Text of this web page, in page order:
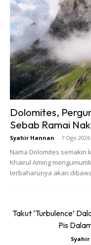
Ikuti perkongsian wanita
Backpacker
India
Saya nak cerita sikit
solo ke Kashmir , India.
bulan Mac 2022 pada
percutian ke Kashmir,
lagi terkenal dengan
sendiri adalah peminat
hindustan dan
menyanyi dan menari
Alhamdulillah di usia
Dolomites,
Sebab Ramai
Syahir Hannan - 7 Ogo 2026
Nama Dolomites semakin
Khairul Aming
terbaharunya akan
Takut ‘Turbulence’
Pis